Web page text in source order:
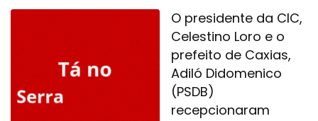
O presidente da CIC,
Celestino Loro e o
prefeito de Caxias,
Adiló Didomenico
(PSDB)
recepcionaram